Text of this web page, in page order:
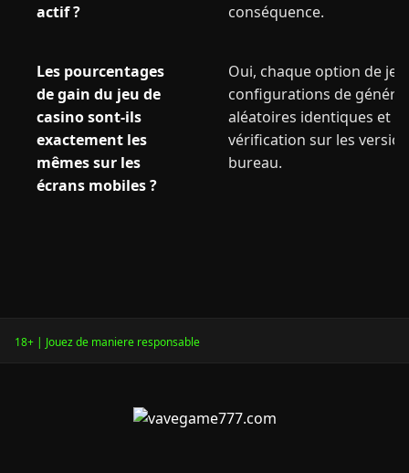
actif ?
conséquence.
Les pourcentages
de gain du jeu de
casino sont-ils
exactement les
mêmes sur les
écrans mobiles ?
Oui, chaque option de
configurations de
aléatoires identiques et
vérification sur les
bureau.
18+ | Jouez de maniere responsable